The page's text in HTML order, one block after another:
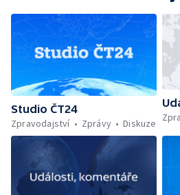
Studio ČT24
Zpravodajství
Zprávy Diskuze